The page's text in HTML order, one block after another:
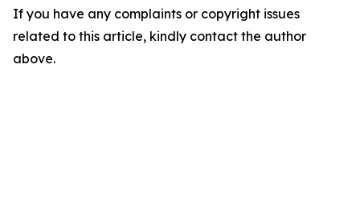
If you have any complaints or copyright issues
related to this article, kindly contact the author
above.